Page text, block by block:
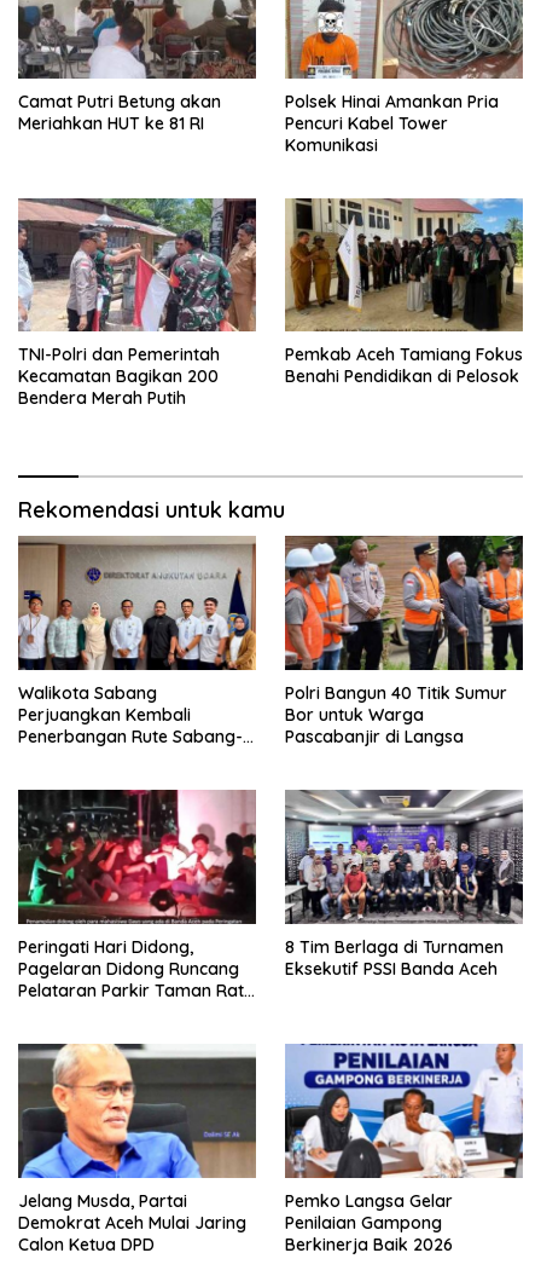
Camat Putri Betung akan
Meriahkan HUT ke 81 RI
Polsek Hinai Amankan Pria
Pencuri Kabel Tower
Komunikasi
TNI-Polri dan Pemerintah
Kecamatan Bagikan 200
Bendera Merah Putih
Pemkab Aceh Tamiang Fokus
Benahi Pendidikan di Pelosok
Rekomendasi untuk kamu
Walikota Sabang
Perjuangkan Kembali
Penerbangan Rute Sabang-
Polri Bangun 40 Titik Sumur
Bor untuk Warga
Pascabanjir di Langsa
Peringati Hari Didong,
Pagelaran Didong Runcang
Pelataran Parkir Taman Ratu
8 Tim Berlaga di Turnamen
Eksekutif PSSI Banda Aceh
Jelang Musda, Partai
Demokrat Aceh Mulai Jaring
Calon Ketua DPD
Pemko Langsa Gelar
Penilaian Gampong
Berkinerja Baik 2026